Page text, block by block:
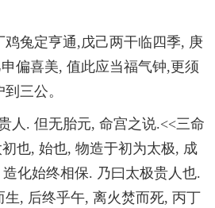
鸡兔定亨通,戊己两干临四季, 庚
偏喜美, 值此应当福气钟,更须
三公。
人. 但无胎元, 命宫之说.<<三命
也, 始也, 物造于初为太极, 成
化始终相保. 乃曰太极贵人也.
生, 后终乎午, 离火焚而死, 丙丁